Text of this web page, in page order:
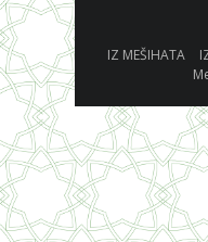
IZ MEŠIHATA